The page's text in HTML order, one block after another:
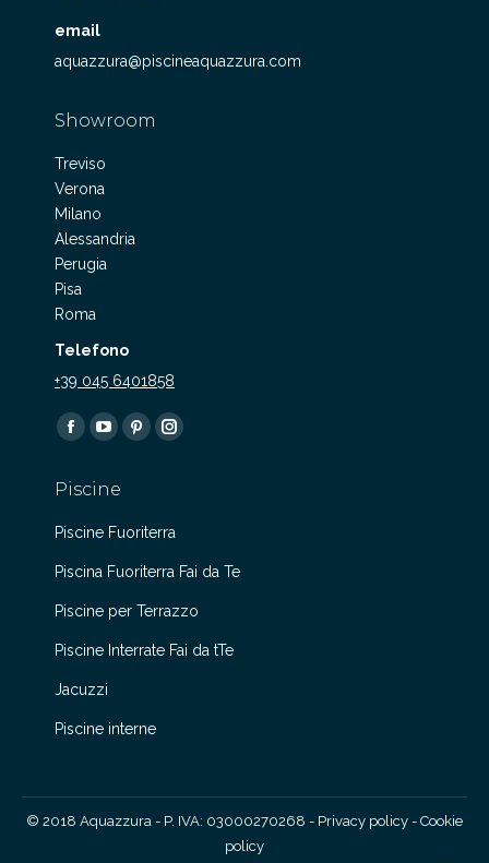
email
aquazzura@piscineaquazzura.com
Showroom
Treviso
Verona
Milano
Alessandria
Perugia
Pisa
Roma
Telefono
+39 045 6401858
Find us on:
Facebook
opens
in
window
YouTube
opens
in
window
Pinterest
in
window
Instagram
in
window
Piscine
Piscine Fuoriterra
Piscina Fuoriterra Fai da Te
Piscine per Terrazzo
Piscine Interrate Fai da tTe
Jacuzzi
Piscine interne
© 2018 Aquazzura - P. IVA: 03000270268 - Privacy policy - Cookie
policy